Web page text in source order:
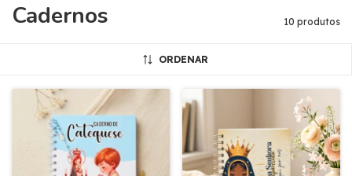
Cadernos 10 produtos
ORDENAR